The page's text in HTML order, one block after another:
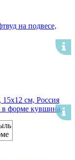
на подвесе,
15х12 см, Россия